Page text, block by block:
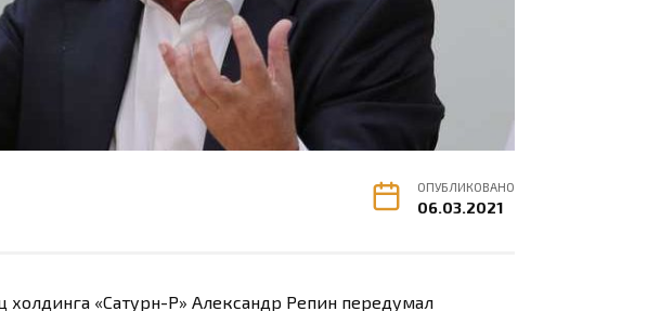
ОПУБЛИКОВАНО
06.03.2021
«Сатурн-Р» Александр Репин передумал